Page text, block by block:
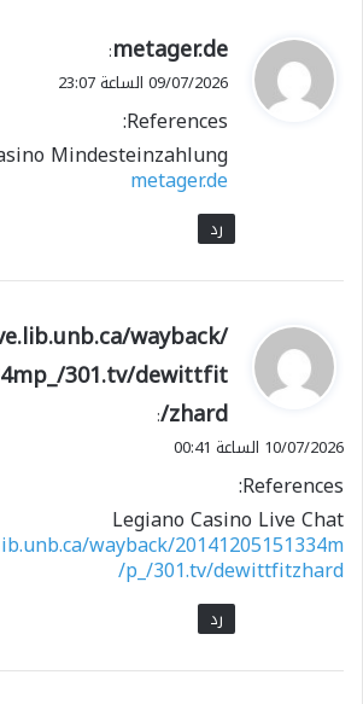
ي
ق
ل
metager.de
:
09/07/2026 الساعة 23:07
References:
Mindesteinzahlung
metager.de
رد
ي
ق
و
ل
wayback/
301.tv/dewittfit
zhard/
:
10/07/2026 الساعة 00:41
References:
Legiano Casino Live Chat
wayback/20141205151334m
p_/301.tv/dewittfitzhard/
رد